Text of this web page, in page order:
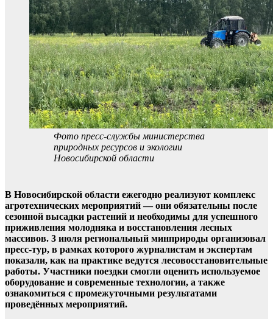
Фото пресс-службы министерства
природных ресурсов и экологии
Новосибирской области
В Новосибирской области ежегодно реализуют комплекс
агротехнических мероприятий — они обязательны после
сезонной высадки растений и необходимы для успешного
приживления молодняка и восстановления лесных
массивов. 3 июля региональный минприроды организовал
пресс‑тур, в рамках которого журналистам и экспертам
показали, как на практике ведутся лесовосстановительные
работы. Участники поездки смогли оценить используемое
оборудование и современные технологии, а также
ознакомиться с промежуточными результатами
проведённых мероприятий.